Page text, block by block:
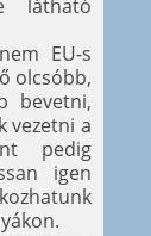
látható
EU-s
olcsóbb,
bevetni,
vezetni a
pedig
igen